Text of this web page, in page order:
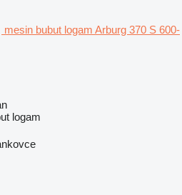
mesin bubut logam Arburg 370 S 600-
logam